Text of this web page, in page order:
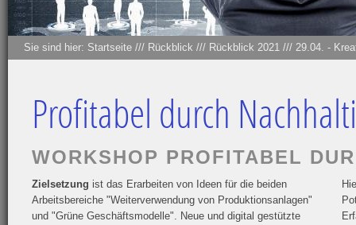
Sie sind hier: Startseite /// Rückblick /// Rückblick 2021 /// 29.04. -
Profitabel durch
WORKSHOP PROFITABEL
Zielsetzung ist das Erarbeiten von Ideen für die beiden
Arbeitsbereiche "Weiterverwendung von Produktionsanlagen"
und "Grüne Geschäftsmodelle". Neue und digital gestützte